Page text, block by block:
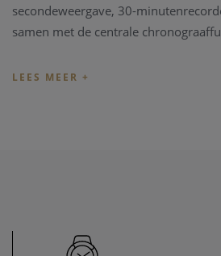
secondeweergave, 30-
samen met de centrale
emaille en als je goed kijkt, zie je ook
duidelijk zicht op het ongelooflijke